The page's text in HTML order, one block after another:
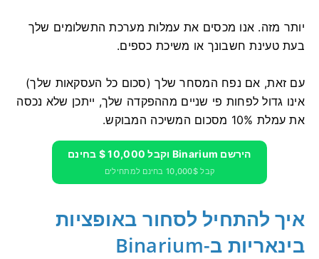
יותר מזה. אנו מכסים את עמלות מערכת התשלומים שלך
בעת טעינת חשבונך או משיכת כספים.
עם זאת, אם נפח המסחר שלך (סכום כל העסקאות שלך)
אינו גדול לפחות פי שניים מההפקדה שלך, ייתכן שלא נכסה
את עמלת 10% מסכום המשיכה המבוקש.
הירשם Binarium וקבל 10,000 $ בחינם
קבל 10,000$ בחינם למתחילים
איך להתחיל לסחור באופציות
בינאריות ב-Binarium